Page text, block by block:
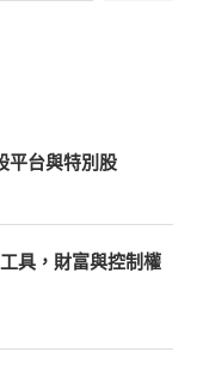
平台與特別股
具，財富與控制權